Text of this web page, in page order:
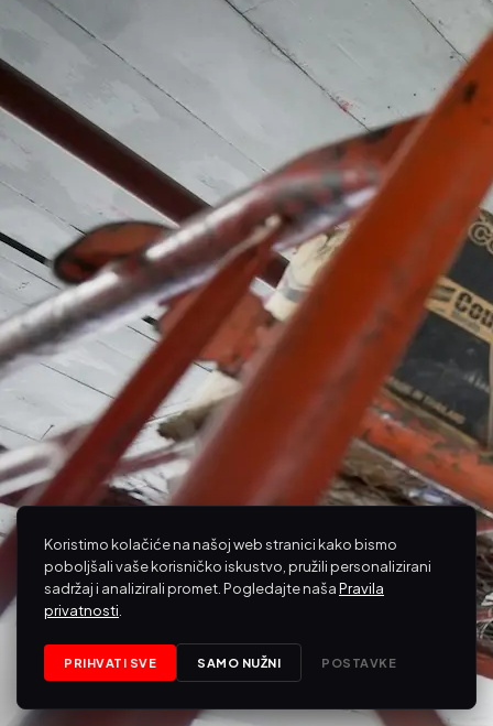
Koristimo kolačiće na našoj web stranici kako bismo
poboljšali vaše korisničko iskustvo, pružili personalizirani
sadržaj i analizirali promet. Pogledajte našaPravila
privatnosti
PRIHVATI SVE SAMO NUŽNI POSTAVKE